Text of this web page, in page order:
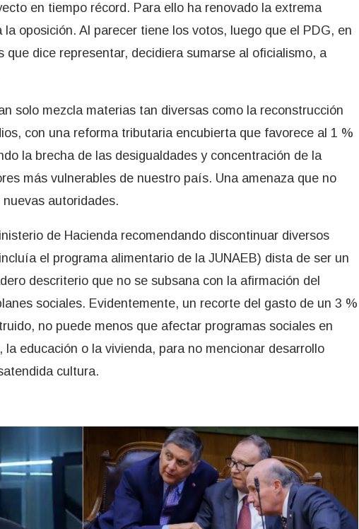
en tiempo récord. Para ello ha renovado la extrema
oposición. Al parecer tiene los votos, luego que el PDG, en
que dice representar, decidiera sumarse al oficialismo, a
solo mezcla materias tan diversas como la reconstrucción
con una reforma tributaria encubierta que favorece al 1 %
la brecha de las desigualdades y concentración de la
más vulnerables de nuestro país. Una amenaza que no
autoridades.
de Hacienda recomendando discontinuar diversos
el programa alimentario de la JUNAEB) dista de ser un
descriterio que no se subsana con la afirmación del
sociales. Evidentemente, un recorte del gasto de un 3 %
no puede menos que afectar programas sociales en
educación o la vivienda, para no mencionar desarrollo
cultura.